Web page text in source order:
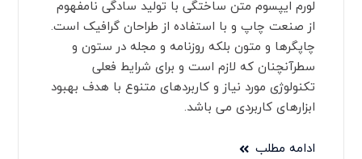
لورم ایپسوم متن ساختگی با تولید سادگی نامفهوم
از صنعت چاپ و با استفاده از طراحان گرافیک است.
چاپگرها و متون بلکه روزنامه و مجله در ستون و
سطرآنچنان که لازم است و برای شرایط فعلی
تکنولوژی مورد نیاز و کاربردهای متنوع با هدف بهبود
ابزارهای کاربردی می باشد.
ادامه مطلب